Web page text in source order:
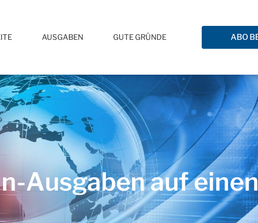
AUSGABEN GUTE GRÜNDE ABO
Ausgaben auf